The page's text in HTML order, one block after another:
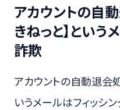
アカウントの自
きねっと】という
詐欺
アカウントの自動退会
いうメールはフィッシン